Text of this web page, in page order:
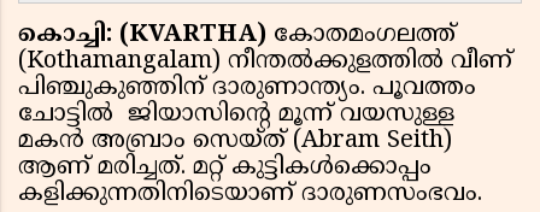
കൊച്ചി: (KVARTHA) കോതമംഗലത്ത്
(Kothamangalam) നീന്തല്‍ക്കുളത്തില്‍ വീണ്
പിഞ്ചുകുഞ്ഞിന് ദാരുണാന്ത്യം. പൂവത്തം
ചോട്ടില്‍ ജിയാസിന്റെ മൂന്ന് വയസുള്ള
മകന്‍ അബ്രാം സെയ്ത് (Abram Seith)
ആണ് മരിച്ചത്. മറ്റ് കുട്ടികള്‍ക്കൊപ്പം
കളിക്കുന്നതിനിടെയാണ് ദാരുണസംഭവം.